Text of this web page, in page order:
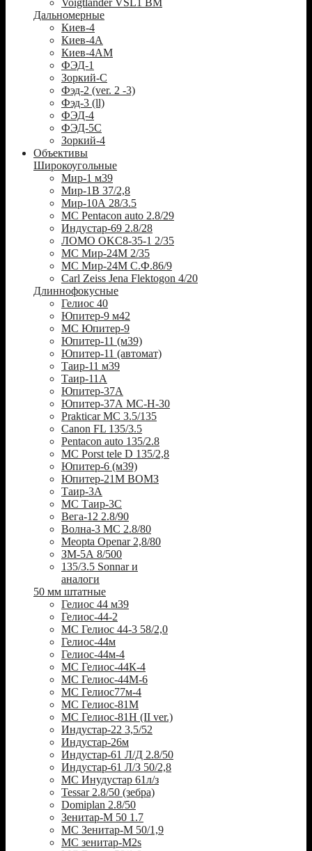
Voigtlander VSL1 BM
Дальномерные
Киев-4
Киев-4А
Киев-4АМ
ФЭД-1
Зоркий-С
Фэд-2 (ver. 2 -3)
Фэд-3 (ll)
ФЭД-4
ФЭД-5С
Зоркий-4
Объективы
Широкоугольные
Мир-1 м39
Мир-1В 37/2,8
Мир-10А 28/3.5
MC Pentacon auto 2.8/29
Индустар-69 2.8/28
ЛОМО OKC8-35-1 2/35
МС Мир-24М 2/35
МС Мир-24М С.Ф.86/9
Carl Zeiss Jena Flektogon 4/20
Длиннофокусные
Гелиос 40
Юпитер-9 м42
МС Юпитер-9
Юпитер-11 (м39)
Юпитер-11 (автомат)
Таир-11 м39
Таир-11А
Юпитер-37А
Юпитер-37А МС-Н-30
Prakticar MC 3.5/135
Canon FL 135/3.5
Pentacon auto 135/2.8
MC Porst tele D 135/2,8
Юпитер-6 (м39)
Юпитер-21М ВОМЗ
Таир-3А
МС Таир-3С
Вега-12 2.8/90
Волна-3 МС 2.8/80
Meopta Openar 2,8/80
ЗМ-5А 8/500
135/3.5 Sonnar и
аналоги
50 мм штатные
Гелиос 44 м39
Гелиос-44-2
МС Гелиос 44-3 58/2,0
Гелиос-44м
Гелиос-44м-4
МС Гелиос-44К-4
МС Гелиос-44М-6
МС Гелиос77м-4
МС Гелиос-81М
МС Гелиос-81Н (II ver.)
Индустар-22 3,5/52
Индустар-26м
Индустар-61 Л/Д 2.8/50
Индустар-61 Л/З 50/2,8
МС Инудустар 61л/з
Tessar 2.8/50 (зебра)
Domiplan 2.8/50
Зенитар-М 50 1.7
МС Зенитар-М 50/1,9
МС зенитар-M2s